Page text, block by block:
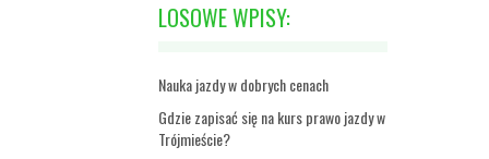
LOSOWE WPISY:
Nauka jazdy w dobrych cenach
Gdzie zapisać się na kurs prawo jazdy w
Trójmieście?